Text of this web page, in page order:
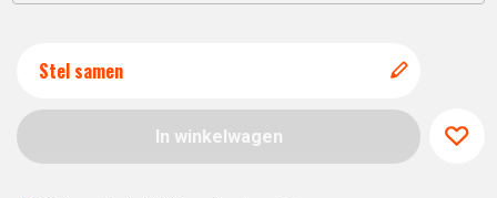
Stel samen
In winkelwagen